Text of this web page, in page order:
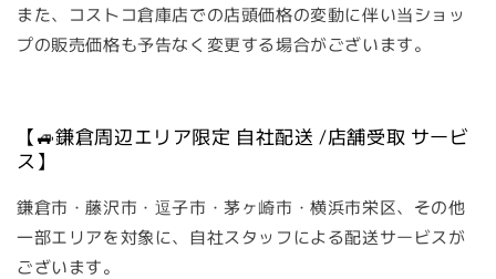
また、コストコ倉庫店での店頭価格の変動に伴い当ショッ
プの販売価格も予告なく変更する場合がございます。
【🚙鎌倉周辺エリア限定 自社配送 /店舗受取 サービ
ス】
鎌倉市・藤沢市・逗子市・茅ヶ崎市・横浜市栄区、その他
一部エリアを対象に、自社スタッフによる配送サービスが
ございます。